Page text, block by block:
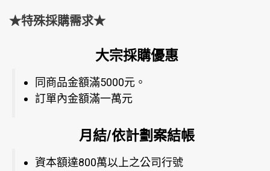
★特殊採購需求★
大宗採購優惠
同商品金額滿5000元。
訂單內金額滿一萬元
月結/依計劃案結帳
資本額達800萬以上之公司行號